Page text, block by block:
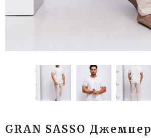
GRAN SASSO Джемпер